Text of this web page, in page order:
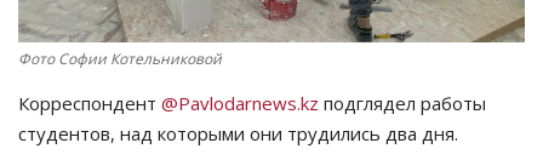
OFFICIAL
Курултай
Язык
Фото Софии Котельниковой
Корреспондент @Pavlodarnews.kz подглядел работы
студентов, над которыми они трудились два дня.